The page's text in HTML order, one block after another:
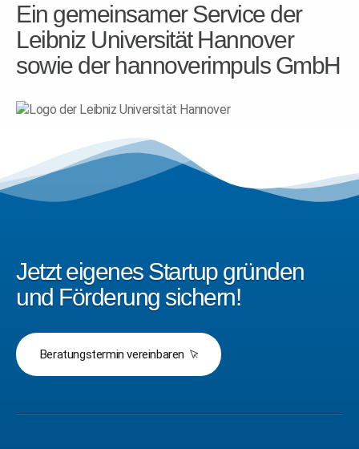
Ein gemeinsamer Service der
Leibniz Universität Hannover
sowie der hannoverimpuls GmbH
Jetzt eigenes Startup gründen
und Förderung sichern!
Beratungstermin vereinbaren